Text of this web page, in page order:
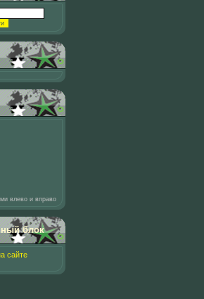
влево и вправо
блок
сайте